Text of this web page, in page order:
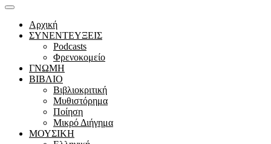
Αρχική
ΣΥΝΕΝΤΕΥΞΕΙΣ
Podcasts
Φρενοκομείο
ΓΝΩΜΗ
ΒΙΒΛΙΟ
Βιβλιοκριτική
Μυθιστόρημα
Ποίηση
Μικρό Διήγημα
ΜΟΥΣΙΚΗ